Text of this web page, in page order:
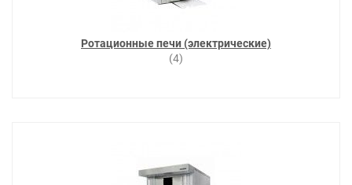
Ротационные печи (электрические)
(4)